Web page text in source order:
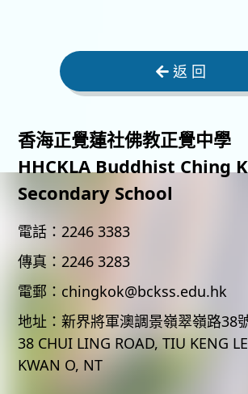
返 回
香海正覺蓮社佛教正覺中學
HHCKLA Buddhist Ching
Secondary School
電話： 2246 3383
傳真： 2246 3283
電郵： chingkok@bckss.edu.hk
地址： 新界將軍澳調景嶺翠嶺路38
38 CHUI LING ROAD, TIU KENG
KWAN O, NT